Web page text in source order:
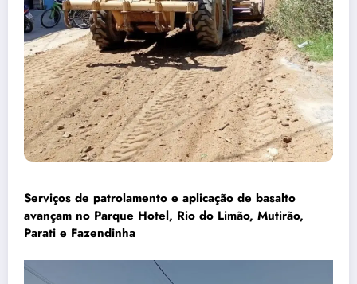
Serviços de patrolamento e aplicação de basalto
avançam no Parque Hotel, Rio do Limão, Mutirão,
Parati e Fazendinha